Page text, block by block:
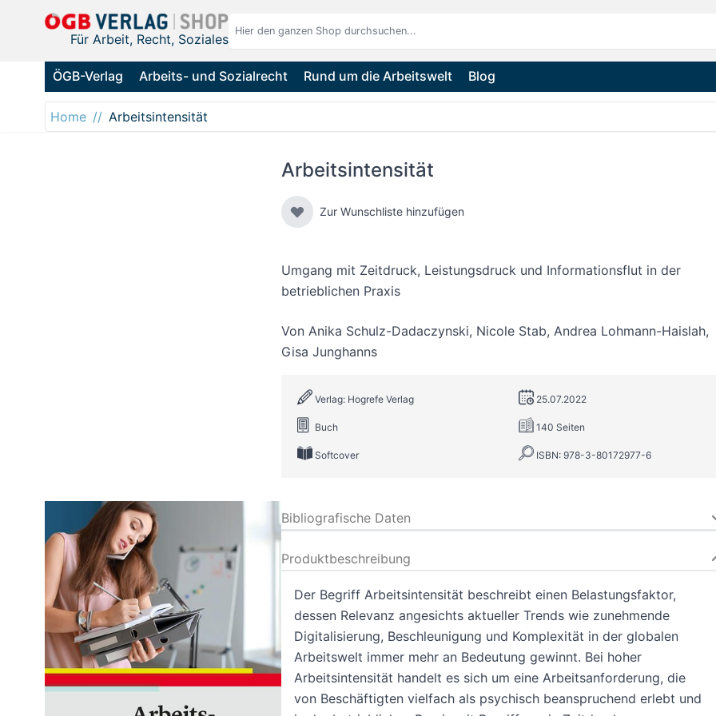
Direkt zum Inhalt
Für Arbeit, Recht, Soziales
ÖGB-Verlag Arbeits- und Sozialrecht Rund um die Arbeitswelt Blog
Home Arbeitsintensität
Arbeitsintensität
Zur Wunschliste hinzufügen
Umgang mit Zeitdruck, Leistungsdruck und Informationsflut in der
betrieblichen Praxis
Von Anika Schulz-Dadaczynski, Nicole Stab, Andrea Lohmann-Haislah,
Gisa Junghanns
Verlag: Hogrefe Verlag 25.07.2022
Buch 140 Seiten
Softcover ISBN: 978-3-80172977-6
Bibliografische Daten
Produktbeschreibung
Der Begriff Arbeitsintensität beschreibt einen Belastungsfaktor,
dessen Relevanz angesichts aktueller Trends wie zunehmende
Digitalisierung, Beschleunigung und Komplexität in der globalen
Arbeitswelt immer mehr an Bedeutung gewinnt. Bei hoher
Arbeitsintensität handelt es sich um eine Arbeitsanforderung, die
von Beschäftigten vielfach als psychisch beanspruchend erlebt und